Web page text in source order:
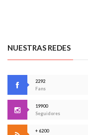
NUESTRAS REDES
2292
Fans
19900
Seguidores
+ 6200